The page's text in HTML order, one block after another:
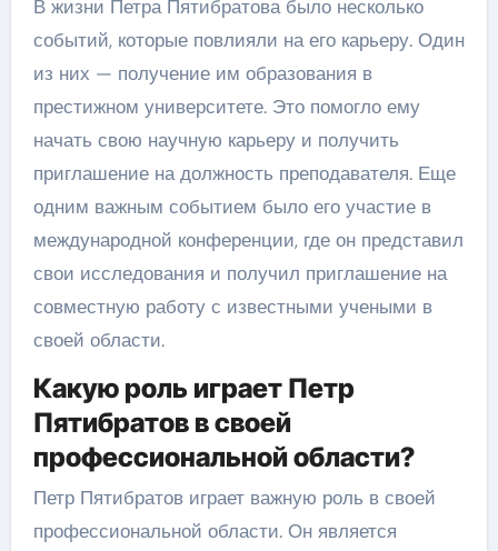
В жизни Петра Пятибратова было несколько
событий, которые повлияли на его карьеру. Один
из них — получение им образования в
престижном университете. Это помогло ему
начать свою научную карьеру и получить
приглашение на должность преподавателя. Еще
одним важным событием было его участие в
международной конференции, где он представил
свои исследования и получил приглашение на
совместную работу с известными учеными в
своей области.
Какую роль играет Петр
Пятибратов в своей
профессиональной области?
Петр Пятибратов играет важную роль в своей
профессиональной области. Он является